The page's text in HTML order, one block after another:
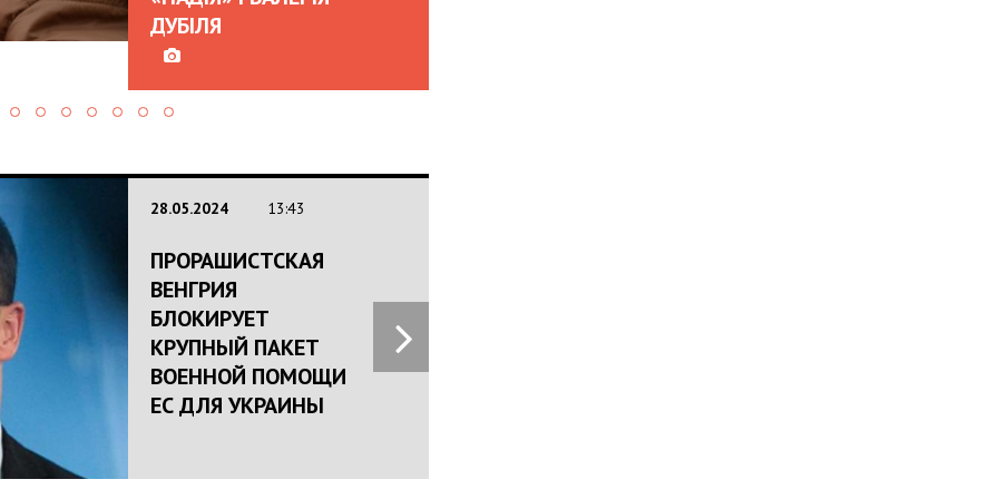
ДУБІЛЯ
28.05.2024 13:43
ПРОРАШИСТСКАЯ
ВЕНГРИЯ
БЛОКИРУЕТ
КРУПНЫЙ ПАКЕТ
ВОЕННОЙ ПОМОЩИ
ЕС ДЛЯ УКРАИНЫ